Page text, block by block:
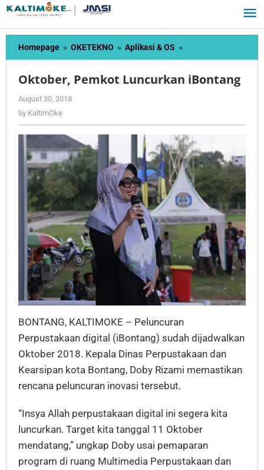
Skip
content
Homepage » OKETEKNO » Aplikasi & OS »
Pemkot
iBontang
Oktober, Pemkot Luncurkan iBontang
August 30, 2018
by KaltimOke
BONTANG, KALTIMOKE – Peluncuran
Perpustakaan digital (iBontang) sudah dijadwalkan
Oktober 2018. Kepala Dinas Perpustakaan dan
Kearsipan kota Bontang, Doby Rizami memastikan
rencana peluncuran inovasi tersebut.
“Insya Allah perpustakaan digital ini segera kita
luncurkan. Target kita tanggal 11 Oktober
mendatang,” ungkap Doby usai pemaparan
program di ruang Multimedia Perpustakaan dan